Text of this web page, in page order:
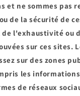
et ne sommes pas
de la sécurité de
l'exhaustivité ou
sur ces sites.
sur des zones
les
de réseaux